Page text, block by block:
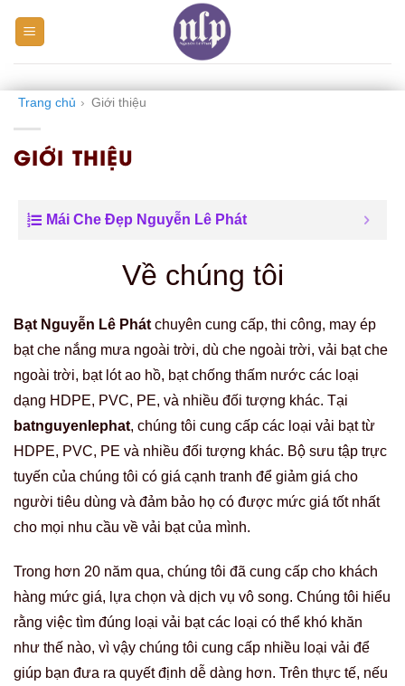
Trang chủ › Giới thiệu
GIỚI THIỆU
Mái Che Đẹp Nguyễn Lê Phát
Về chúng tôi
Bạt Nguyễn Lê Phát chuyên cung cấp, thi công, may ép
bạt che nắng mưa ngoài trời, dù che ngoài trời, vải bạt che
ngoài trời, bạt lót ao hồ, bạt chống thấm nước các loại
dạng HDPE, PVC, PE, và nhiều đối tượng khác. Tại
batnguyenlephat, chúng tôi cung cấp các loại vải bạt từ
HDPE, PVC, PE và nhiều đối tượng khác. Bộ sưu tập trực
tuyến của chúng tôi có giá cạnh tranh để giảm giá cho
người tiêu dùng và đảm bảo họ có được mức giá tốt nhất
cho mọi nhu cầu về vải bạt của mình.
Trong hơn 20 năm qua, chúng tôi đã cung cấp cho khách
hàng mức giá, lựa chọn và dịch vụ vô song. Chúng tôi hiểu
rằng việc tìm đúng loại vải bạt các loại có thể khó khăn
như thế nào, vì vậy chúng tôi cung cấp nhiều loại vải để
giúp bạn đưa ra quyết định dễ dàng hơn. Trên thực tế, nếu